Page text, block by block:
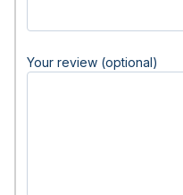
Your review (optional)